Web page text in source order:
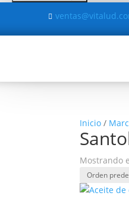

Inicio /
Mostrando